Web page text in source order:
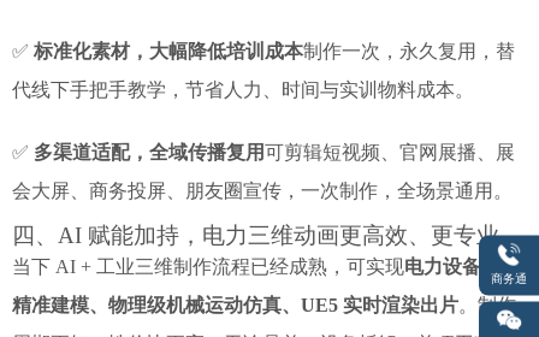
✅ 标准化素材，大幅降低培训成本制作一次，永久复用，替
代线下手把手教学，节省人力、时间与实训物料成本。
✅ 多渠道适配，全域传播复用可剪辑短视频、官网展播、展
会大屏、商务投屏、朋友圈宣传，一次制作，全场景通用。
四、AI 赋能加持，电力三维动画更高效、更专业
当下 AI + 工业三维制作流程已经成熟，可实现电力设备 1:1
精准建模、物理级机械运动仿真、UE5 实时渲染出片。制作
商务通